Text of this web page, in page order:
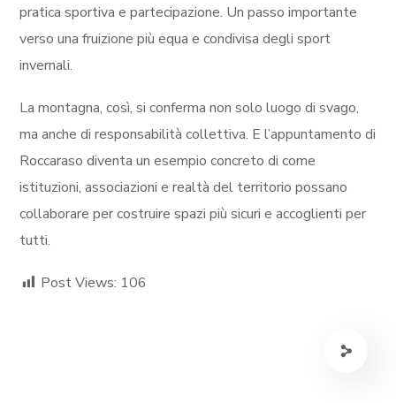
pratica sportiva e partecipazione. Un passo importante
verso una fruizione più equa e condivisa degli sport
invernali.
La montagna, così, si conferma non solo luogo di svago,
ma anche di responsabilità collettiva. E l’appuntamento di
Roccaraso diventa un esempio concreto di come
istituzioni, associazioni e realtà del territorio possano
collaborare per costruire spazi più sicuri e accoglienti per
tutti.
Post Views: 106